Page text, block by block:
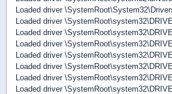
Loaded driver
Loaded driver
Loaded driver
Loaded driver
Loaded driver
Loaded driver
Loaded driver
Loaded driver